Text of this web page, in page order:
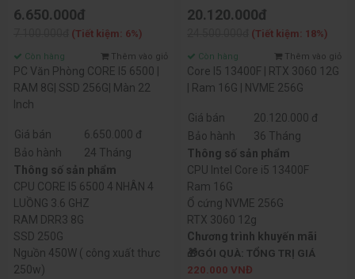
6.650.000đ
(Tiết kiệm: 6%)
Còn hàng Thêm vào giỏ
PC Văn Phòng CORE I5 6500 |
RAM 8G| SSD 256G| Màn 22
Inch
Giá bán
6.650.000 đ
Bảo hành
24 Tháng
Thông số sản phẩm
CPU CORE I5 6500 4 NHÂN 4
LUỒNG 3.6 GHZ
RAM DRR3 8G
SSD 250G
Nguồn 450W ( công xuất thưc
250w)
20.120.000đ
(Tiết kiệm: 18%)
Còn hàng Thêm vào giỏ
Core I5 13400F | RTX 3060 12G
| Ram 16G | NVME 256G
Giá bán
20.120.000 đ
Bảo hành
36 Tháng
Thông số sản phẩm
CPU Intel Core i5 13400F
Ram 16G
Ổ cứng NVME 256G
RTX 3060 12g
Chương trình khuyến mãi
🎁GÓI QUÀ: TỔNG TRỊ GIÁ
220.000 VNĐ